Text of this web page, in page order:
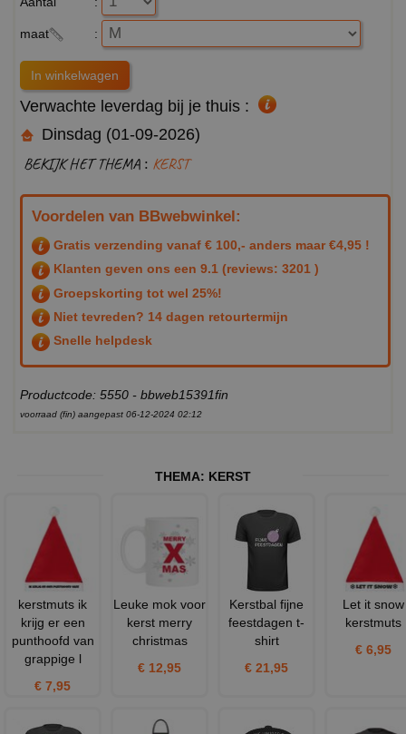
maat :
Verwachte leverdag bij je thuis :
Dinsdag (01-09-2026)
BEKIJK HET THEMA : KERST
Voordelen van BBwebwinkel:
Gratis verzending vanaf € 100,- anders maar €4,95 !
Klanten geven ons een 9.1 (reviews: 3201 )
Groepskorting tot wel 25%!
Niet tevreden? 14 dagen retourtermijn
Snelle helpdesk
Productcode: 5550 - bbweb15391fin
voorraad (fin) aangepast 06-12-2024 02:12
THEMA: KERST
kerstmuts ik
krijg er een
punthoofd van
grappige l
€ 7,95
Leuke mok voor
kerst merry
christmas
€ 12,95
Kerstbal fijne
feestdagen t-
shirt
€ 21,95
Let it snow
kerstmuts
€ 6,95